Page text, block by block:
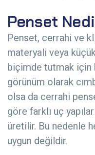
Penset
Penset, cerrahi ve
materyali veya
biçimde tutmak için
görünüm olarak
olsa da cerrahi
göre farklı uç
üretilir. Bu nedenle
uygun değildir.